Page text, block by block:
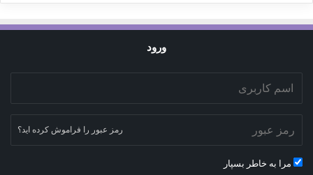
ورود
رمز عبور را فراموش کرده اید؟
مرا به خاطر بسپار